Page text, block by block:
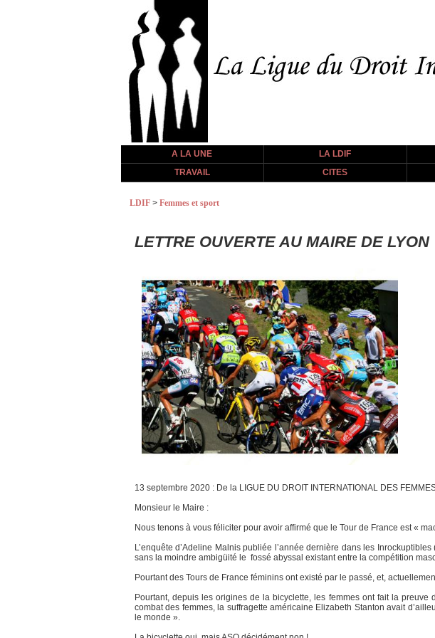
A LA UNE LA LDIF
TRAVAIL
CITES
LDIF > Femmes et sport
LETTRE OUVERTE AU MAIRE DE LYON
13 septembre 2020 : De la LIGUE DU DROIT INTERNATIONAL DES
Monsieur le Maire :
Nous tenons à vous féliciter pour avoir affirmé que le Tour de France est «
L’enquête d’Adeline Malnis publiée l’année dernière dans les
sans la moindre ambigüité le fossé abyssal existant entre la compétition
Pourtant des Tours de France féminins ont existé par le passé, et,
Pourtant, depuis les origines de la bicyclette, les femmes ont fait la
combat des femmes, la suffragette américaine Elizabeth Stanton avait
le monde ».